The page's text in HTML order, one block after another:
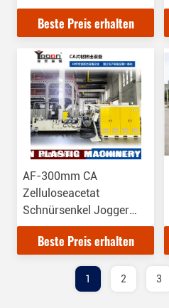
produziert PLA-Blatt für
Laborversuche
Beste Preis erhalten
AF-300mm CA
Zelluloseacetat
Schnürsenkel Jogger
Schnürsenkel Tipping
Film Sheet
Beste Preis erhalten
1 2 3